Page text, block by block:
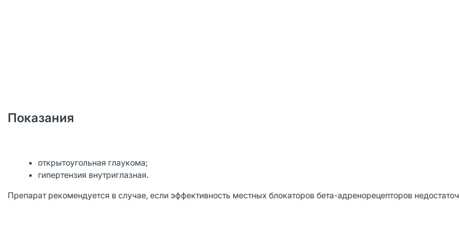
Показания
открытоугольная глаукома;
гипертензия внутриглазная.
Препарат рекомендуется в случае, если эффективность местных блокаторов бета-адренорецепторов